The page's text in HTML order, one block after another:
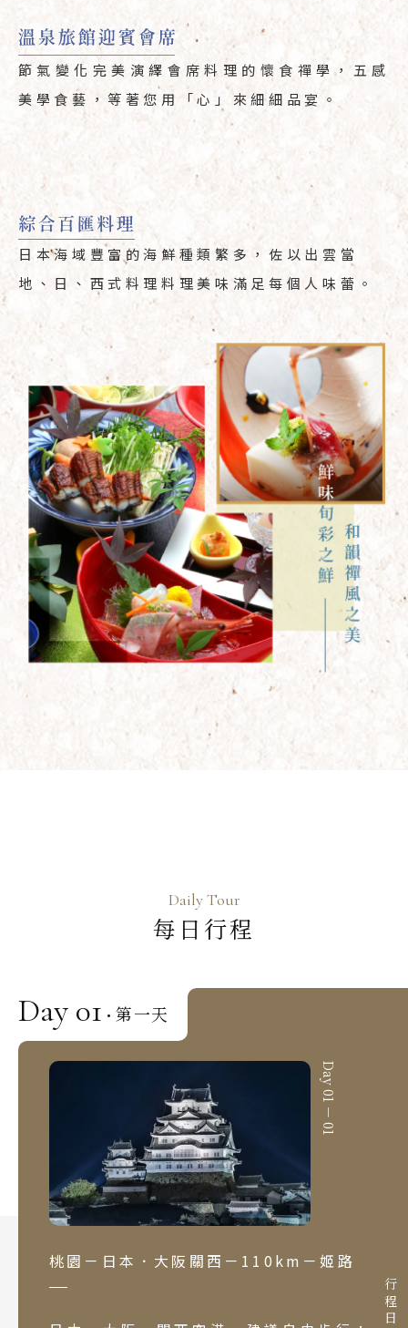
節氣變化完美演繹會席料理的懷食禪學，五感
美學食藝，等著您用「心」來細細品宴。
日本海域豐富的海鮮種類繁多，佐以出雲當
地、日、西式料理料理美味滿足每個人味蕾。
Daily Tour
每日行程
Day 01 · 第一天
Day 01 － 01
桃園－日本．大阪關西－110km－姬路
Search
行程日期搜尋
出發區間
至